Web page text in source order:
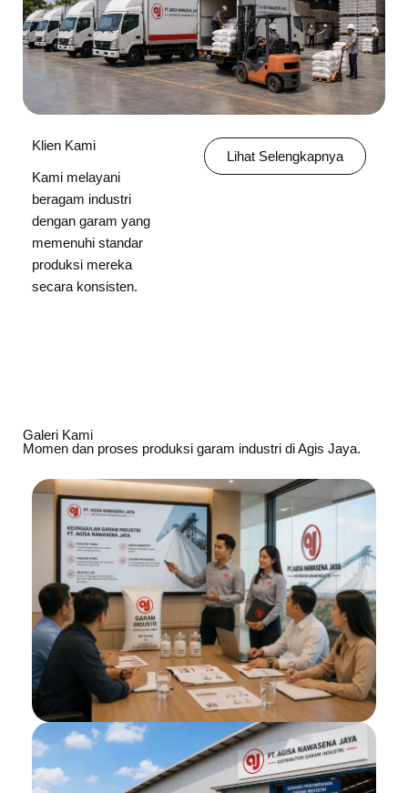
Klien Kami
Kami melayani
beragam industri
dengan garam yang
memenuhi standar
produksi mereka
secara konsisten.
Lihat Selengkapnya
Galeri Kami
Momen dan proses produksi garam industri di Agis Jaya.